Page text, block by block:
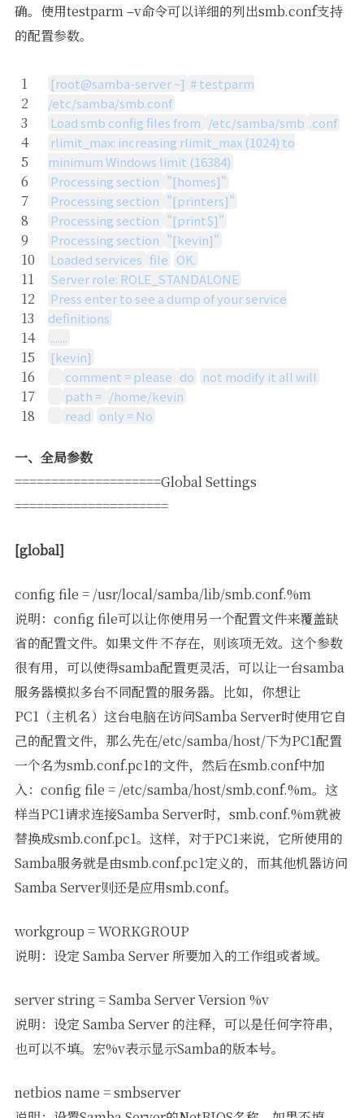
确。使用testparm –v命令可以详细的列出smb.conf支持
的配置参数。
1
2
3
4
5
6
7
8
9
10
11
12
13
14
15
16
17
18
[root@samba-server ~] # testparm
/etc/samba/smb.conf
Load smb config files from /etc/samba/smb .conf
rlimit_max: increasing rlimit_max (1024) to
minimum Windows limit (16384)
Processing section "[homes]"
Processing section "[printers]"
Processing section "[print$]"
Processing section "[kevin]"
Loaded services file OK.
Server role: ROLE_STANDALONE
Press enter to see a dump of your service
definitions
.......
[kevin]
comment = please do
not modify it all will
path = /home/kevin
read only = No
一、全局参数
====================Global Settings
=====================
[global]
config file = /usr/local/samba/lib/smb.conf.%m
说明：config file可以让你使用另一个配置文件来覆盖缺
省的配置文件。如果文件 不存在，则该项无效。这个参数
很有用，可以使得samba配置更灵活，可以让一台samba
服务器模拟多台不同配置的服务器。比如，你想让
PC1（主机名）这台电脑在访问Samba Server时使用它自
己的配置文件，那么先在/etc/samba/host/下为PC1配置
一个名为smb.conf.pc1的文件，然后在smb.conf中加
入：config file = /etc/samba/host/smb.conf.%m。这
样当PC1请求连接Samba Server时，smb.conf.%m就被
替换成smb.conf.pc1。这样，对于PC1来说，它所使用的
Samba服务就是由smb.conf.pc1定义的，而其他机器访问
Samba Server则还是应用smb.conf。
workgroup = WORKGROUP
说明：设定 Samba Server 所要加入的工作组或者域。
server string = Samba Server Version %v
说明：设定 Samba Server 的注释，可以是任何字符串，
也可以不填。宏%v表示显示Samba的版本号。
netbios name = smbserver